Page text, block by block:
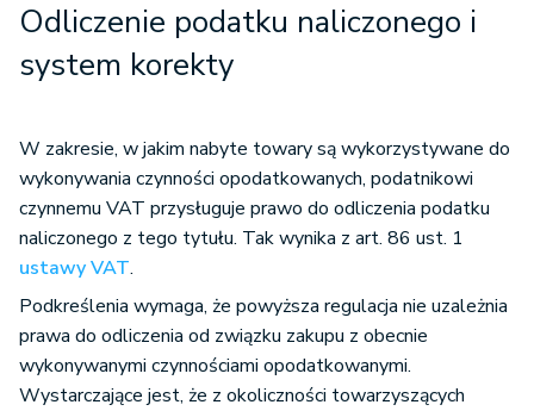
Odliczenie podatku naliczonego i
system korekty
W zakresie, w jakim nabyte towary są wykorzystywane do
wykonywania czynności opodatkowanych, podatnikowi
czynnemu VAT przysługuje prawo do odliczenia podatku
naliczonego z tego tytułu. Tak wynika z art. 86 ust. 1
ustawy VAT.
Podkreślenia wymaga, że powyższa regulacja nie uzależnia
prawa do odliczenia od związku zakupu z obecnie
wykonywanymi czynnościami opodatkowanymi.
Wystarczające jest, że z okoliczności towarzyszących